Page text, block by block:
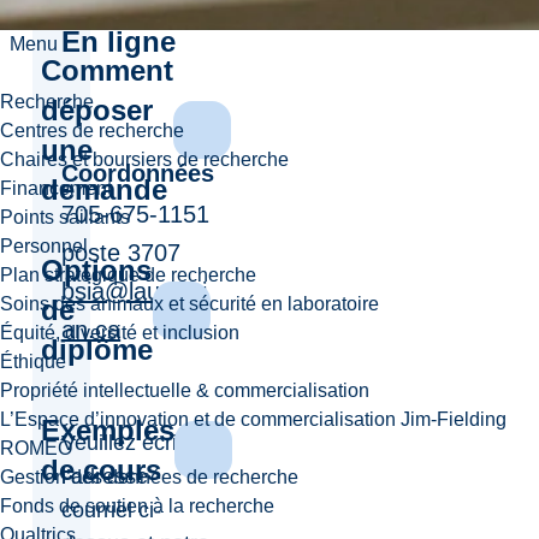
Menu
Recherche
Centres de recherche
Chaires et boursiers de recherche
Financement
Points saillants
Personnel
Plan stratégique de recherche
Soins des animaux et sécurité en laboratoire
Équité, diversité et inclusion
Éthique
Propriété intellectuelle & commercialisation
L’Espace d’innovation et de commercialisation Jim-Fielding
ROMEO
Gestion des données de recherche
Fonds de soutien à la recherche
En ligne
Coordonnées
705-675-1151
poste 3707
bsia@laurenti
an.ca
Veuillez écrire à
l’adresse
courriel ci-
Comment
déposer
une
demande
Options
de
diplôme
Exemples
de cours